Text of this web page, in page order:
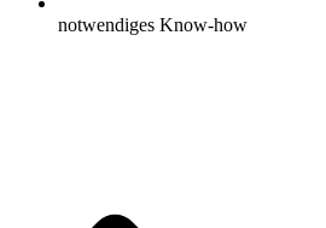
notwendiges Know-how